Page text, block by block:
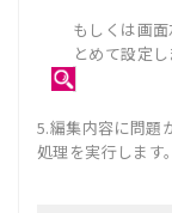
もしくは画
とめて設定し
5.編集内容に問題
処理を実行します。